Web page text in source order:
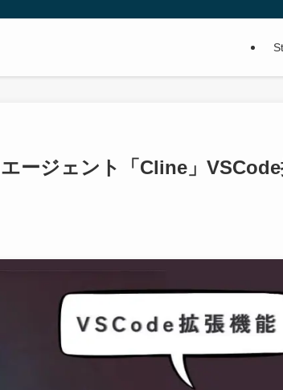
ージェント「Cline」